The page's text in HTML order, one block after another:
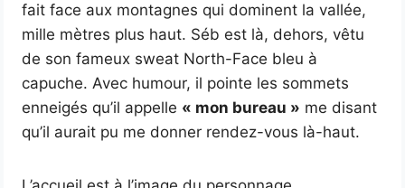
fait face aux montagnes qui dominent la vallée,
mille mètres plus haut. Séb est là, dehors, vêtu
de son fameux sweat North-Face bleu à
capuche. Avec humour, il pointe les sommets
enneigés qu’il appelle « mon bureau » me disant
qu’il aurait pu me donner rendez-vous là-haut.